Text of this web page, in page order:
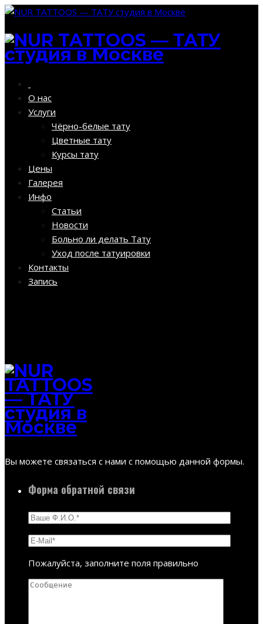
О нас
Услуги
Чёрно-белые тату
Цветные тату
Курсы тату
Цены
Галерея
Инфо
Статьи
Новости
Больно ли делать Тату
Уход после татуировки
Контакты
Запись
Вы можете связаться с нами с помощью данной формы.
Форма обратной связи
Пожалуйста, заполните поля правильно